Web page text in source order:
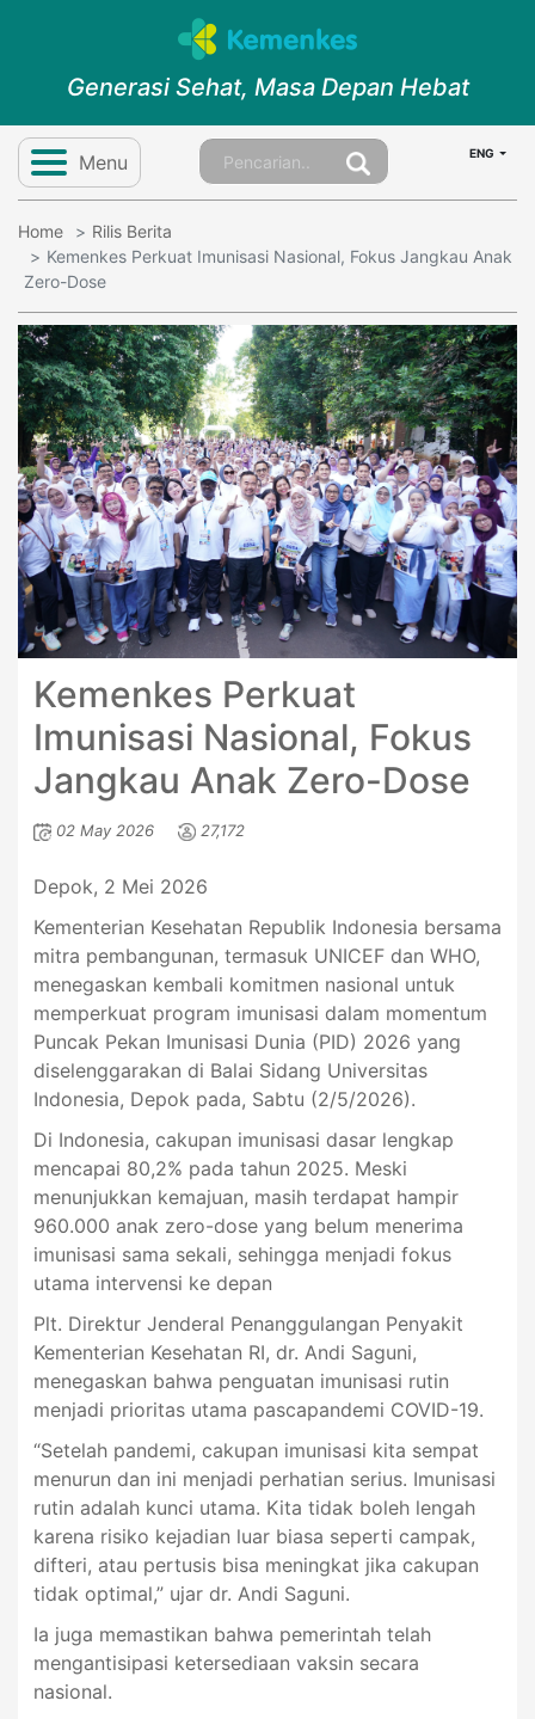
Generasi Sehat, Masa Depan Hebat
Menu ENG
Home
Rilis Berita
Kemenkes Perkuat Imunisasi Nasional, Fokus Jangkau Anak
Zero-Dose
Kemenkes Perkuat
Imunisasi Nasional, Fokus
Jangkau Anak Zero-Dose
02 May 2026 27,172
Depok, 2 Mei 2026
Kementerian Kesehatan Republik Indonesia bersama
mitra pembangunan, termasuk UNICEF dan WHO,
menegaskan kembali komitmen nasional untuk
memperkuat program imunisasi dalam momentum
Puncak Pekan Imunisasi Dunia (PID) 2026 yang
diselenggarakan di Balai Sidang Universitas
Indonesia, Depok pada, Sabtu (2/5/2026).
Di Indonesia, cakupan imunisasi dasar lengkap
mencapai 80,2% pada tahun 2025. Meski
menunjukkan kemajuan, masih terdapat hampir
960.000 anak zero-dose yang belum menerima
imunisasi sama sekali, sehingga menjadi fokus
utama intervensi ke depan
Plt. Direktur Jenderal Penanggulangan Penyakit
Kementerian Kesehatan RI, dr. Andi Saguni,
menegaskan bahwa penguatan imunisasi rutin
menjadi prioritas utama pascapandemi COVID-19.
“Setelah pandemi, cakupan imunisasi kita sempat
menurun dan ini menjadi perhatian serius. Imunisasi
rutin adalah kunci utama. Kita tidak boleh lengah
karena risiko kejadian luar biasa seperti campak,
difteri, atau pertusis bisa meningkat jika cakupan
tidak optimal,” ujar dr. Andi Saguni.
Ia juga memastikan bahwa pemerintah telah
mengantisipasi ketersediaan vaksin secara
nasional.